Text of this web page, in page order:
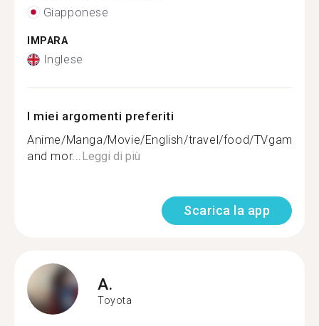
Giapponese
IMPARA
Inglese
I miei argomenti preferiti
Anime/Manga/Movie/English/travel/food/TVgame/
and mor...Leggi di più
Scarica la app
A.
Toyota